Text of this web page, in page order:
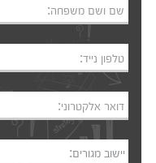
שם ושם משפחה:
טלפון נייד:
דואר אלקטרוני:
יישוב מגורים: